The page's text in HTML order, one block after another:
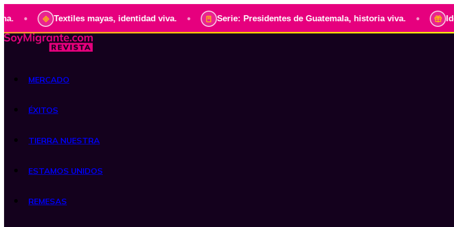
Textiles mayas, identidad viva. • Serie: Presidentes de Guatemala, historia viva. • Identidad
MERCADO
ÉXITOS
TIERRA NUESTRA
ESTAMOS UNIDOS
REMESAS